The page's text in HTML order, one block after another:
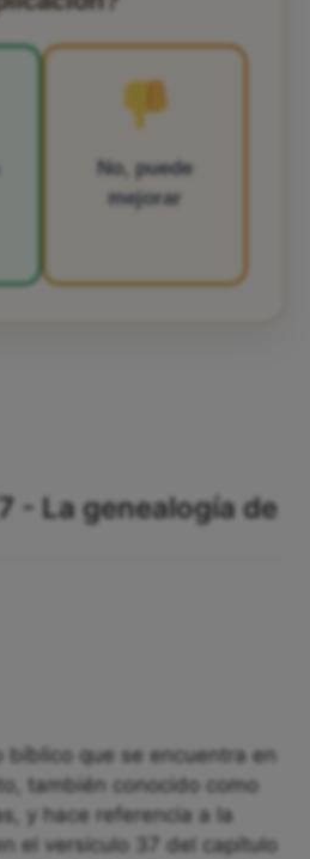
No, puede
mejorar
- La genealogía de
bíblico que se encuentra en
también conocido como
y hace referencia a la
el versículo 37 del capítulo